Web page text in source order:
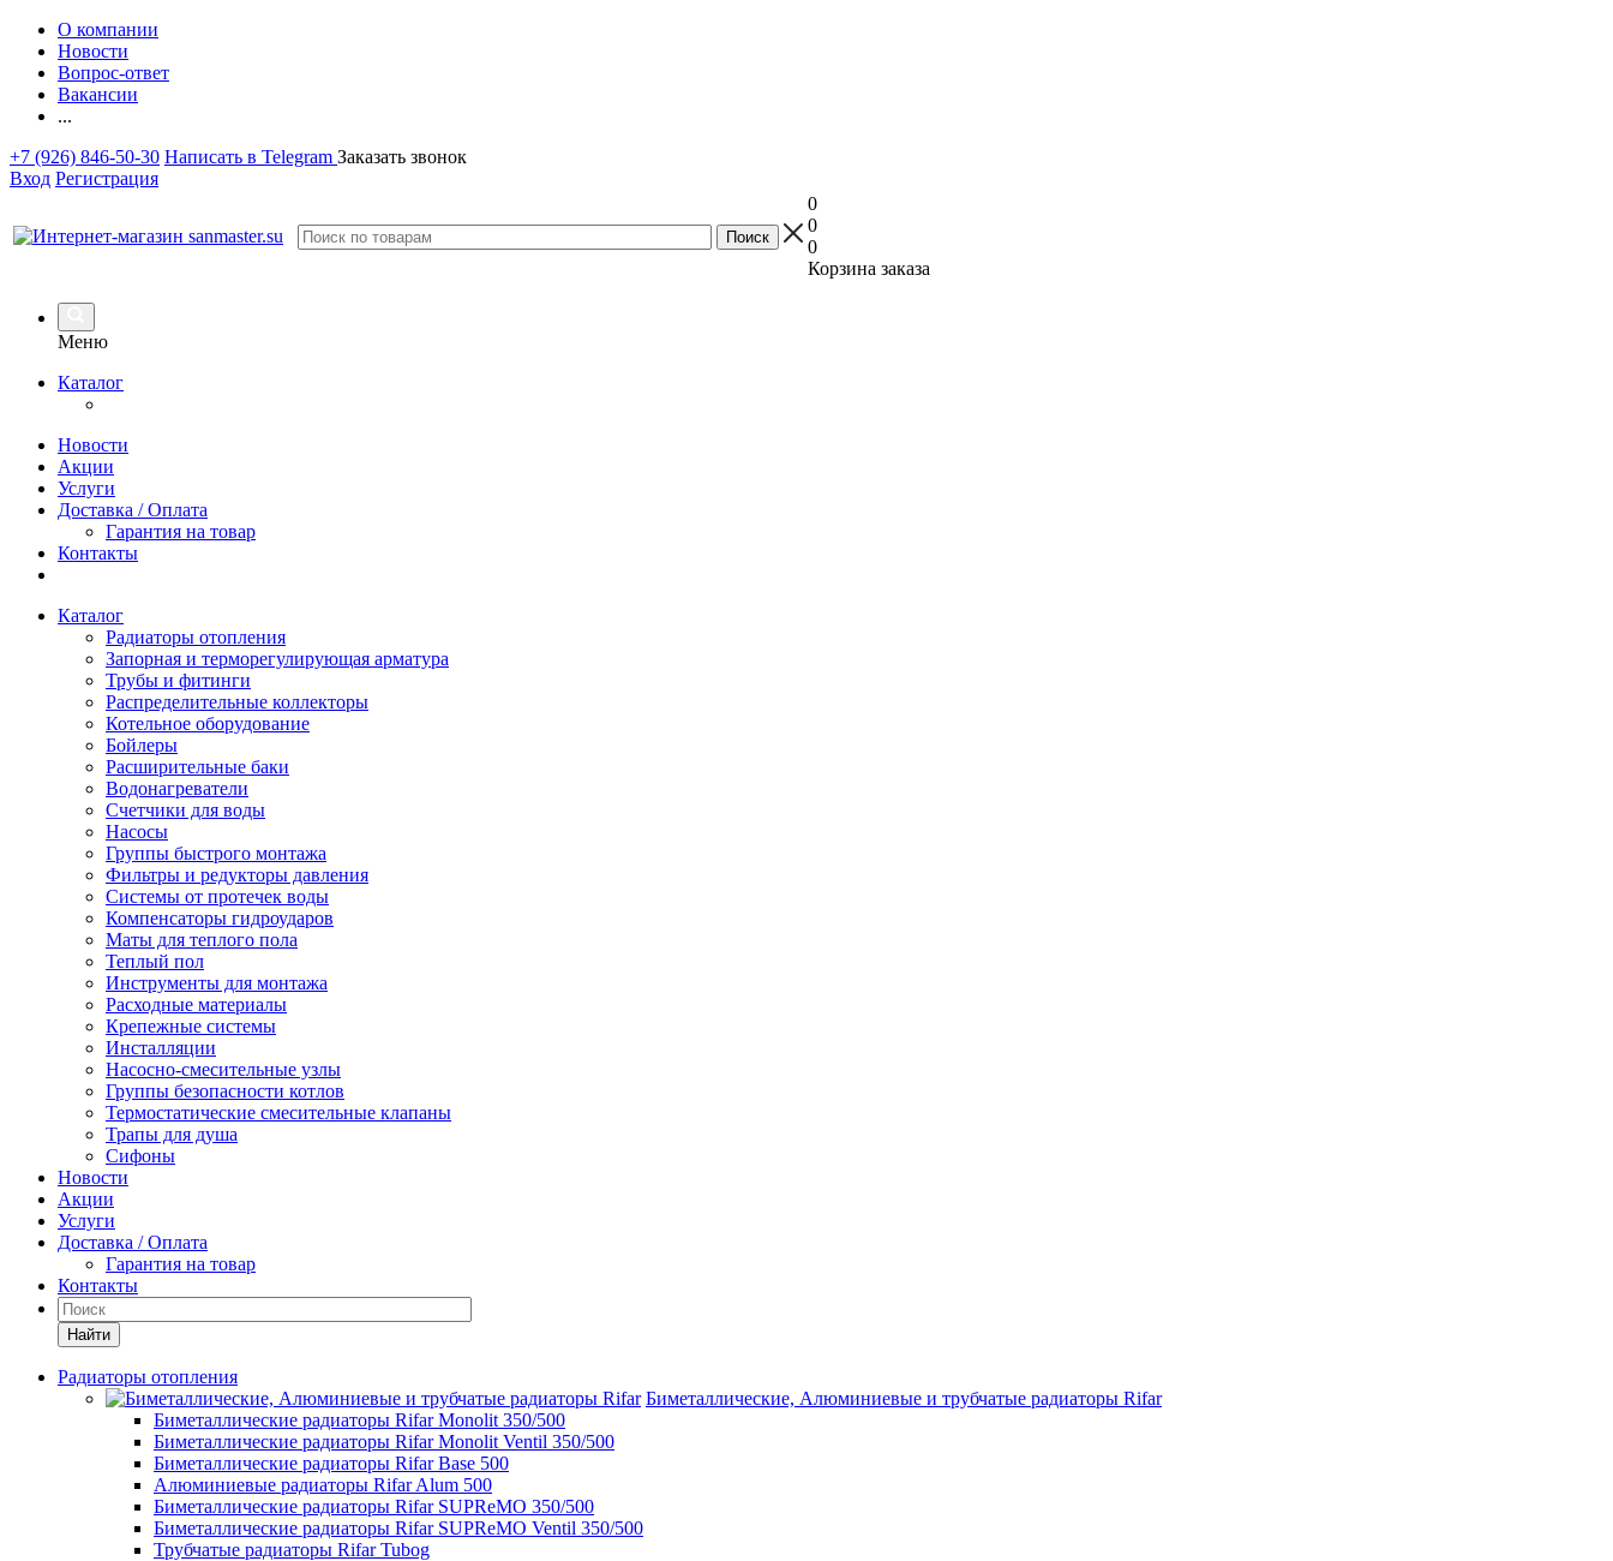
О компании
Новости
Вопрос-ответ
Вакансии
...
+7 (926) 846-50-30 Написать в Telegram Заказать звонок
Вход Регистрация
0
0
0
Корзина заказа
Меню
Каталог
Новости
Акции
Услуги
Доставка / Оплата
Гарантия на товар
Контакты
Каталог
Радиаторы отопления
Запорная и терморегулирующая арматура
Трубы и фитинги
Распределительные коллекторы
Котельное оборудование
Бойлеры
Расширительные баки
Водонагреватели
Счетчики для воды
Насосы
Группы быстрого монтажа
Фильтры и редукторы давления
Системы от протечек воды
Компенсаторы гидроударов
Маты для теплого пола
Теплый пол
Инструменты для монтажа
Расходные материалы
Крепежные системы
Инсталляции
Насосно-смесительные узлы
Группы безопасности котлов
Термостатические смесительные клапаны
Трапы для душа
Сифоны
Новости
Акции
Услуги
Доставка / Оплата
Гарантия на товар
Контакты
Найти
Радиаторы отопления
Биметаллические, Алюминиевые и трубчатые радиаторы Rifar
Биметаллические радиаторы Rifar Monolit 350/500
Биметаллические радиаторы Rifar Monolit Ventil 350/500
Биметаллические радиаторы Rifar Base 500
Алюминиевые радиаторы Rifar Alum 500
Биметаллические радиаторы Rifar SUPReMO 350/500
Биметаллические радиаторы Rifar SUPReMO Ventil 350/500
Трубчатые радиаторы Rifar Tubog